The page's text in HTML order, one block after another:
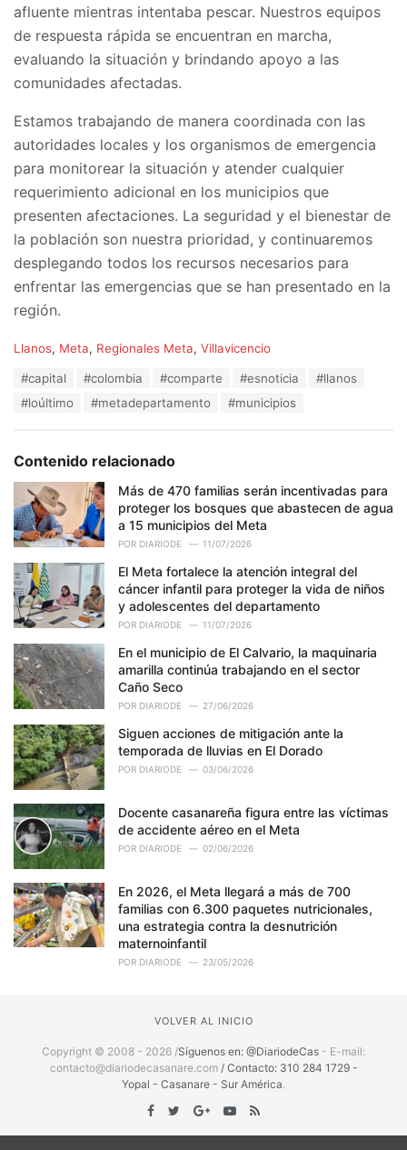
afluente mientras intentaba pescar. Nuestros equipos
de respuesta rápida se encuentran en marcha,
evaluando la situación y brindando apoyo a las
comunidades afectadas.
Estamos trabajando de manera coordinada con las
autoridades locales y los organismos de emergencia
para monitorear la situación y atender cualquier
requerimiento adicional en los municipios que
presenten afectaciones. La seguridad y el bienestar de
la población son nuestra prioridad, y continuaremos
desplegando todos los recursos necesarios para
enfrentar las emergencias que se han presentado en la
región.
C
i
:
Llanos, Meta, Regionales Meta, Villavicencio
#capital #colombia #comparte #esnoticia
#llanos
#loúltimo
#metadepartamento #municipios
Contenido relacionado
Más de 470 familias serán incentivadas para
proteger los bosques que abastecen de agua
a 15 municipios del Meta
POR DIARIODE 11/07/2026
El Meta fortalece la atención integral del
cáncer infantil para proteger la vida de niños
y adolescentes del departamento
POR DIARIODE 11/07/2026
En el municipio de El Calvario, la maquinaria
amarilla continúa trabajando en el sector
Caño Seco
POR DIARIODE 27/06/2026
Siguen acciones de mitigación ante la
temporada de lluvias en El Dorado
POR DIARIODE 03/06/2026
Docente casanareña figura entre las víctimas
de accidente aéreo en el Meta
POR DIARIODE 02/06/2026
En 2026, el Meta llegará a más de 700
familias con 6.300 paquetes nutricionales,
una estrategia contra la desnutrición
maternoinfantil
POR DIARIODE 23/05/2026
VOLVER AL INICIO
Copyright © 2008 - 2026 /Síguenos en: @DiariodeCas - E-mail:
contacto@diariodecasanare.com / Contacto: 310 284 1729 -
Yopal - Casanare - Sur América.